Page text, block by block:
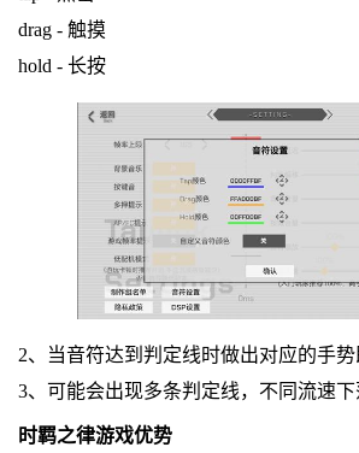
drag - 触摸
hold - 长按
2、当音符达到判定线时做出对应的手势
3、可能会出现多条判定线，不同流速下
时羁之律游戏优势